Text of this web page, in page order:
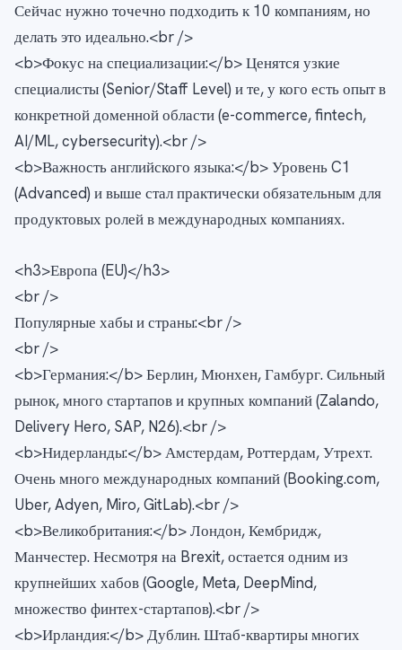
Сейчас нужно точечно подходить к 10 компаниям, но
делать это идеально.<br />
<b>Фокус на специализации:</b> Ценятся узкие
специалисты (Senior/Staff Level) и те, у кого есть опыт в
конкретной доменной области (e-commerce, fintech,
AI/ML, cybersecurity).<br />
<b>Важность английского языка:</b> Уровень C1
(Advanced) и выше стал практически обязательным для
продуктовых ролей в международных компаниях.
<h3>Европа (EU)</h3>
<br />
Популярные хабы и страны:<br />
<br />
<b>Германия:</b> Берлин, Мюнхен, Гамбург. Сильный
рынок, много стартапов и крупных компаний (Zalando,
Delivery Hero, SAP, N26).<br />
<b>Нидерланды:</b> Амстердам, Роттердам, Утрехт.
Очень много международных компаний (Booking.com,
Uber, Adyen, Miro, GitLab).<br />
<b>Великобритания:</b> Лондон, Кембридж,
Манчестер. Несмотря на Brexit, остается одним из
крупнейших хабов (Google, Meta, DeepMind,
множество финтех-стартапов).<br />
<b>Ирландия:</b> Дублин. Штаб-квартиры многих